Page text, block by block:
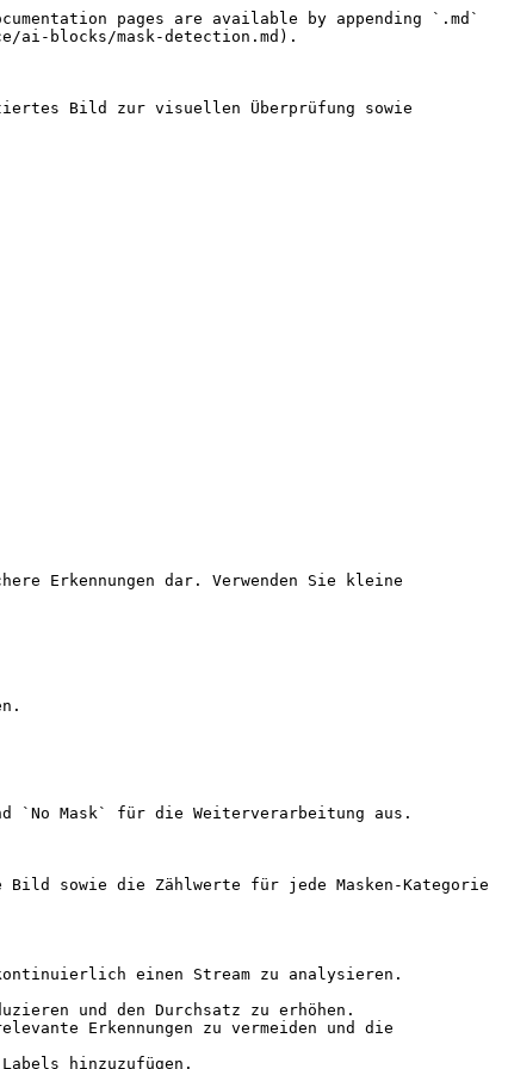
pages are available by appending `.md`
ai-blocks/mask-detection.md).
Bild zur visuellen Überprüfung sowie
Erkennungen dar. Verwenden Sie kleine
`No Mask` für die Weiterverarbeitung aus.
sowie die Zählwerte für jede Masken-Kategorie
einen Stream zu analysieren.
und den Durchsatz zu erhöhen.
Erkennungen zu vermeiden und die
hinzuzufügen.